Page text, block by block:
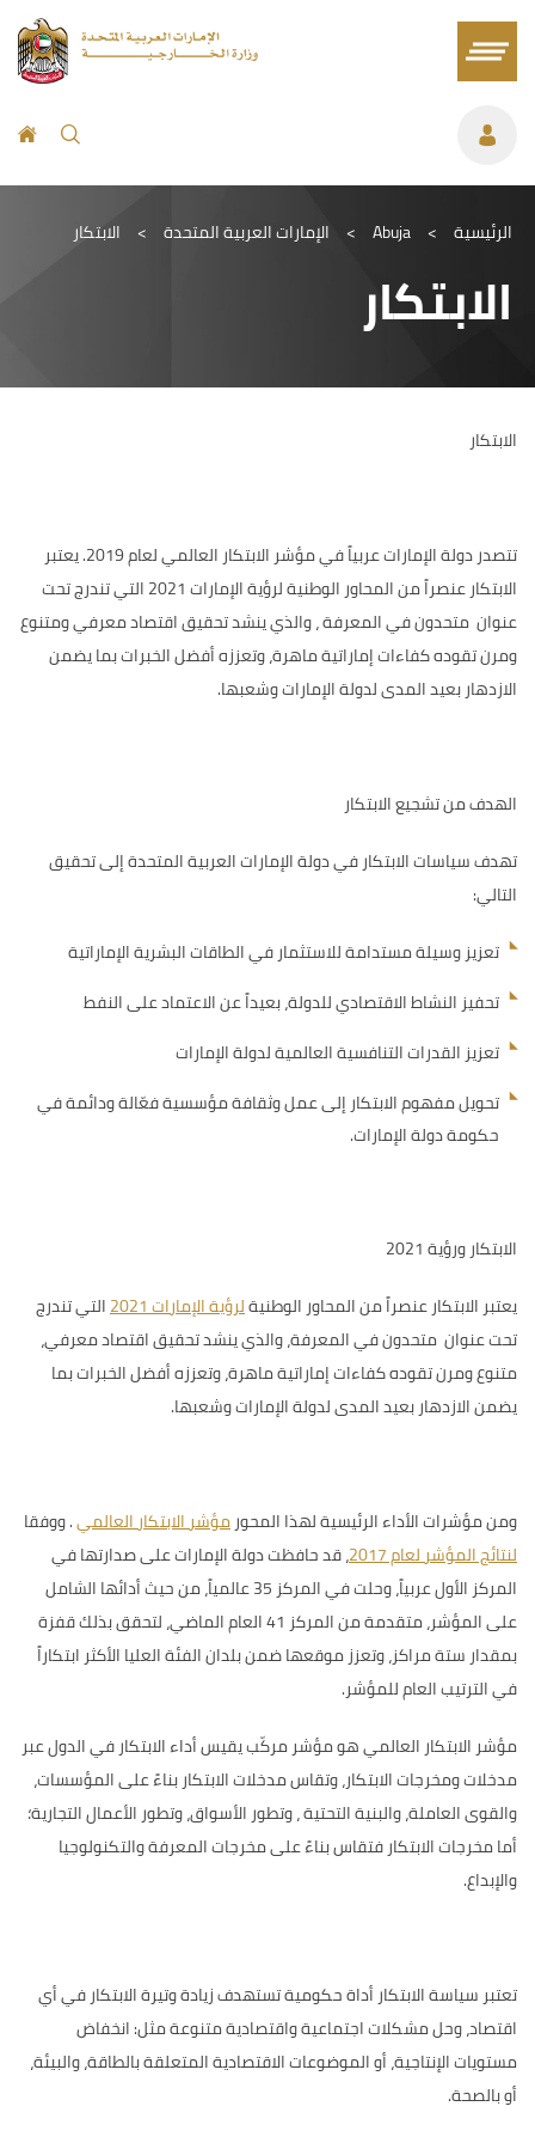
الرئيسية >
Abuja
> الإمارات العربية المتحدة > الابتكار
الابتكار
الابتكار
تتصدر دولة الإمارات عربياً في مؤشر الابتكار العالمي لعام 2019. يعتبر
الابتكار عنصراً من المحاور الوطنية لرؤية الإمارات 2021 التي تندرج تحت
عنوان متحدون في المعرفة ، والذي ينشد تحقيق اقتصاد معرفي ومتنوع
ومرن تقوده كفاءات إماراتية ماهرة، وتعززه أفضل الخبرات بما يضمن
الازدهار بعيد المدى لدولة الإمارات وشعبها.
الهدف من تشجيع الابتكار
تهدف سياسات الابتكار في دولة الإمارات العربية المتحدة إلى تحقيق
التالي:
تعزيز وسيلة مستدامة للاستثمار في الطاقات البشرية الإماراتية
تحفيز النشاط الاقتصادي للدولة، بعيداً عن الاعتماد على النفط
تعزيز القدرات التنافسية العالمية لدولة الإمارات
تحويل مفهوم الابتكار إلى عمل وثقافة مؤسسية فعّالة ودائمة في
حكومة دولة الإمارات.
الابتكار ورؤية 2021
يعتبر الابتكار عنصراً منالمحاور الوطنيةلرؤية الإمارات 2021
التي تندرج
تحت عنوان متحدون في المعرفة، والذي ينشد تحقيق اقتصاد معرفي،
متنوع ومرن تقوده كفاءات إماراتية ماهرة، وتعززه أفضل الخبرات بما
يضمن الازدهار بعيد المدى لدولة الإمارات وشعبها.
ومن مؤشرات الأداء الرئيسية لهذا المحورمؤشر الابتكار العالمي.ووفقا
لنتائج المؤشر لعام 2017
، قدحافظت دولة الإمارات على صدارتها في
المركز الأول عربياً، وحلت في المركز 35 عالمياً، من حيث أدائها الشامل
على المؤشر، متقدمة من المركز 41 العام الماضي، لتحقق بذلك قفزة
بمقدار ستة مراكز، وتعزز موقعها ضمن بلدان الفئة العليا الأكثر ابتكاراً
في الترتيب العام للمؤشر.
مؤشر الابتكار العالمي هو مؤشر مركّب يقيس أداء الابتكار في الدول عبر
مدخلات ومخرجات الابتكار، وتقاس مدخلات الابتكار بناءً على المؤسسات،
والقوى العاملة، والبنية التحتية ، وتطور الأسواق، وتطور الأعمال التجارية؛
أما مخرجات الابتكار فتقاس بناءً على مخرجات المعرفة والتكنولوجيا
والإبداع.
تعتبر سياسة الابتكار أداة حكومية تستهدف زيادة وتيرة الابتكار في أي
اقتصاد، وحل مشكلات اجتماعية واقتصادية متنوعة مثل: انخفاض
مستويات الإنتاجية، أو الموضوعات الاقتصادية المتعلقة بالطاقة، والبيئة،
أو بالصحة.